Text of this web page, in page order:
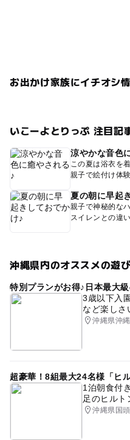
お出かけ家族にイチオシ
いこーよとりっぷ 注目記
涼やかな音色
この夏は浴衣を
親子で絵付け体
夏の朝に早起
親子で神秘的な
スイレンとの違
沖縄県内のオススメの遊び
特別プランがお得♪日本最大
3歳以下入
など楽しさ
沖縄県沖
超豪華！8組最大24名様「ヒ
1泊朝食付
足のヒルト
沖縄県国